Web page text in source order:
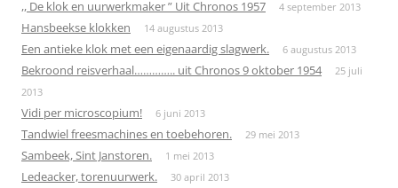
,, De klok en uurwerkmaker ” Uit Chronos 1957 4 september 2013
Hansbeekse klokken 14 augustus 2013
Een antieke klok met een eigenaardig slagwerk. 6 augustus 2013
Bekroond reisverhaal………….. uit Chronos 9 oktober 1954
25 juli
2013
Vidi per microscopium! 6 juni 2013
Tandwiel freesmachines en toebehoren. 29 mei 2013
Sambeek, Sint Janstoren. 1 mei 2013
Ledeacker, torenuurwerk. 30 april 2013